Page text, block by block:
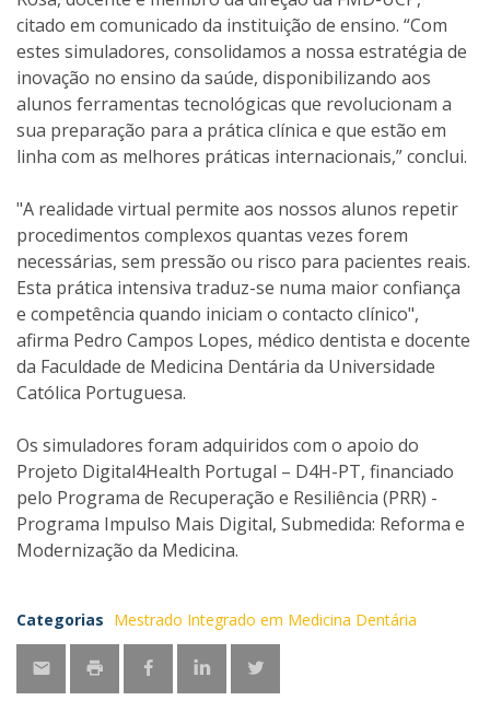
citado em comunicado da instituição de ensino. “Com
estes simuladores, consolidamos a nossa estratégia de
inovação no ensino da saúde, disponibilizando aos
alunos ferramentas tecnológicas que revolucionam a
sua preparação para a prática clínica e que estão em
linha com as melhores práticas internacionais,” conclui.
"A realidade virtual permite aos nossos alunos repetir
procedimentos complexos quantas vezes forem
necessárias, sem pressão ou risco para pacientes reais.
Esta prática intensiva traduz-se numa maior confiança
e competência quando iniciam o contacto clínico",
afirma Pedro Campos Lopes, médico dentista e docente
da Faculdade de Medicina Dentária da Universidade
Católica Portuguesa.
Os simuladores foram adquiridos com o apoio do
Projeto Digital4Health Portugal – D4H-PT, financiado
pelo Programa de Recuperação e Resiliência (PRR) -
Programa Impulso Mais Digital, Submedida: Reforma e
Modernização da Medicina.
Categorias Mestrado Integrado em Medicina Dentária